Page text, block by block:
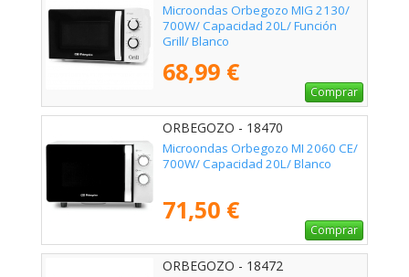
Microondas Orbegozo MIG 2130/
700W/ Capacidad 20L/ Función
Grill/ Blanco
68,99 €
Comprar
ORBEGOZO - 18470
Microondas Orbegozo MI 2060 CE/
700W/ Capacidad 20L/ Blanco
71,50 €
Comprar
ORBEGOZO - 18472